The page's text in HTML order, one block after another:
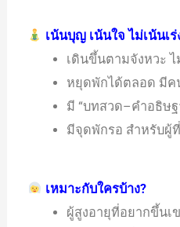
เน้นบุญ เน้นใจ ไม่เน้นเร่
เดินขึ้นตามจังหวะ ไ
หยุดพักได้ตลอด มีค
มี “บทสวด–คำอธิษ
มีจุดพักรอ สำหรับผู้
เหมาะกับใครบ้าง?
ผู้สูงอายุที่อยากขึ้นเ